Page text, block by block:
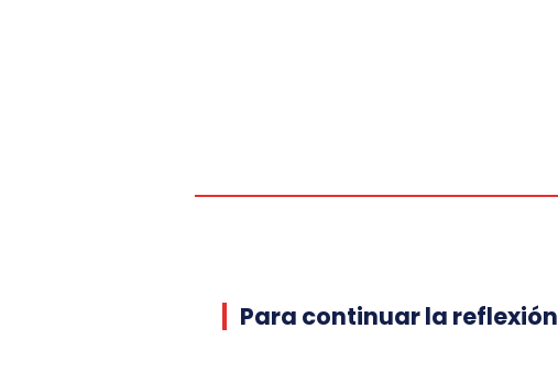
Para continuar la reflexión